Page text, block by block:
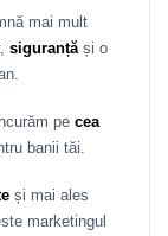
mai mult
, siguranțăși o
pe cea
banii tăi.
și mai ales
marketingul